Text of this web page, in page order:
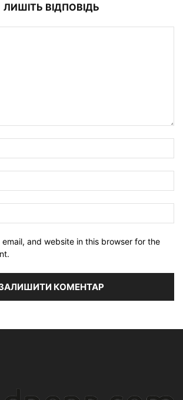
ЛИШІТЬ ВІДПОВІДЬ
email, and website in this browser for the